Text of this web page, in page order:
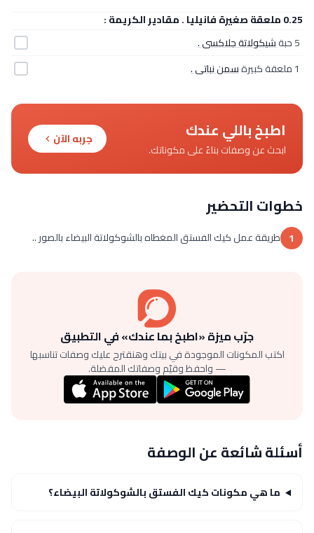
0.25 ملعقة صغيرة فانيليا . مقادير الكريمة :
5 حبة
شيكولاتة جلاكسى .
1 ملعقة كبيرة
سمن نباتى .
اطبخ باللي عندك
ابحث عن وصفات بناءً على مكوناتك.
جربه الآن
خطوات التحضير
1 طريقة عمل كيك الفستق المغطاه بالشوكولاتة البيضاء بالصور ..
جرّب ميزة «اطبخ بما عندك» في التطبيق
اكتب المكونات الموجودة في بيتك وهنقترح عليك وصفات تناسبها
— واحفظ وقيّم وصفاتك المفضلة.
أسئلة شائعة عن الوصفة
ما هي مكونات كيك الفستق بالشوكولاتة البيضاء؟